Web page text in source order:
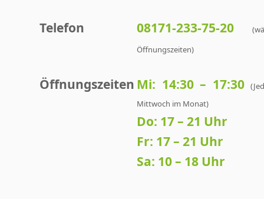
Telefon 08171-233-75-20
Öffnungszeiten)
Öffnungszeiten Mi: 14:30 – 17:30
Mittwoch im Monat)
Do: 17 – 21 Uhr
Fr: 17 – 21 Uhr
Sa: 10 – 18 Uhr